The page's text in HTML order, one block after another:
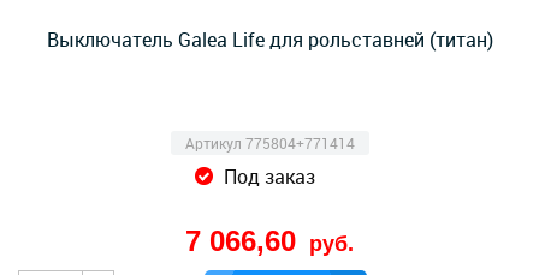
Выключатель Galea Life для рольставней (титан)
Артикул 775804+771414
Под заказ
7 066,60 руб.